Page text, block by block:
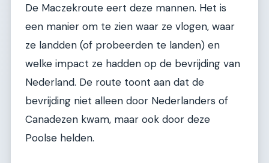
De Maczekroute eert deze mannen. Het is
een manier om te zien waar ze vlogen, waar
ze landden (of probeerden te landen) en
welke impact ze hadden op de bevrijding van
Nederland. De route toont aan dat de
bevrijding niet alleen door Nederlanders of
Canadezen kwam, maar ook door deze
Poolse helden.